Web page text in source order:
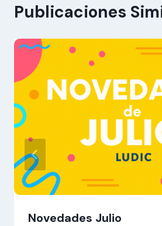
Publicaciones
Novedades Julio